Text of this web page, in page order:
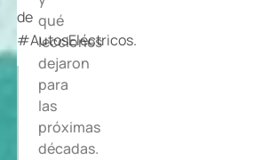
de
#AutosEléctricos.
qué
lecciones
dejaron
para
las
próximas
décadas.